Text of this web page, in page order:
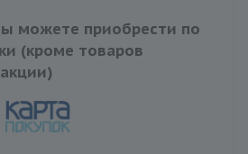
можете приобрести по
(кроме товаров